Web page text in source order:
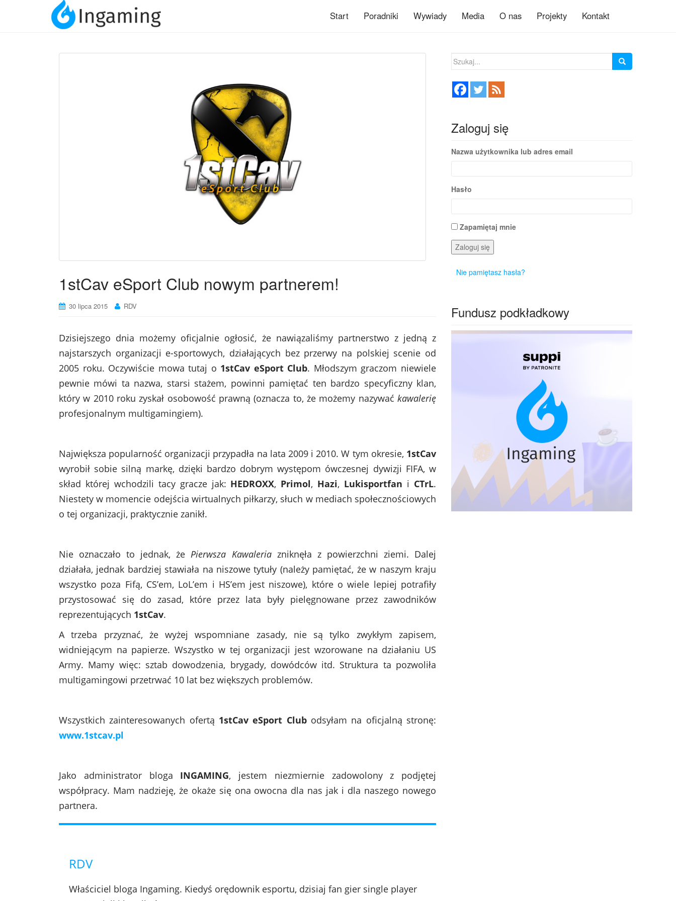
Start Poradniki Wywiady Media O nas Projekty Kontakt
1stCav eSport Club nowym partnerem!
30 lipca 2015 RDV
Dzisiejszego dnia możemy oficjalnie ogłosić, że nawiązaliśmy partnerstwo z jedną z
najstarszych organizacji e-sportowych, działających bez przerwy na polskiej scenie od
2005 roku. Oczywiście mowa tutaj o 1stCav eSport Club. Młodszym graczom niewiele
pewnie mówi ta nazwa, starsi stażem, powinni pamiętać ten bardzo specyficzny klan,
który w 2010 roku zyskał osobowość prawną (oznacza to, że możemy nazywać kawalerię
profesjonalnym multigamingiem).
Największa popularność organizacji przypadła na lata 2009 i 2010. W tym okresie, 1stCav
wyrobił sobie silną markę, dzięki bardzo dobrym występom ówczesnej dywizji FIFA, w
skład której wchodzili tacy gracze jak: HEDROXX, Primol, Hazi, Lukisportfan i CTrL.
Niestety w momencie odejścia wirtualnych piłkarzy, słuch w mediach społecznościowych
o tej organizacji, praktycznie zanikł.
Nie oznaczało to jednak, żePierwsza Kawaleriazniknęła z powierzchni ziemi. Dalej
działała, jednak bardziej stawiała na niszowe tytuły (należy pamiętać, że w naszym kraju
wszystko poza Fifą, CS’em, LoL’em i HS’em jest niszowe), które o wiele lepiej potrafiły
przystosować się do zasad, które przez lata były pielęgnowane przez zawodników
reprezentujących 1stCav.
A trzeba przyznać, że wyżej wspomniane zasady, nie są tylko zwykłym zapisem,
widniejącym na papierze. Wszystko w tej organizacji jest wzorowane na działaniu US
Army. Mamy więc: sztab dowodzenia, brygady, dowódców itd. Struktura ta pozwoliła
multigamingowi przetrwać 10 lat bez większych problemów.
Wszystkich zainteresowanych ofertą 1stCav eSport Clubodsyłam na oficjalną stronę:
www.1stcav.pl
Jako administrator bloga INGAMING, jestem niezmiernie zadowolony z podjętej
współpracy. Mam nadzieję, że okaże się ona owocna dla nas jak i dla naszego nowego
partnera.
RDV
Właściciel bloga Ingaming. Kiedyś orędownik esportu, dzisiaj fan gier single player
Szukaj:
Zaloguj się
Nazwa użytkownika lub adres email
Hasło
Zapamiętaj mnie
Zaloguj się
Nie pamiętasz hasła?
Fundusz podkładkowy